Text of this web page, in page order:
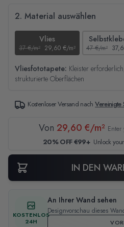
2. Material auswählen
Vlies
37 €/m² 29,60 €/m² 47 €/m²
Vliesfototapete: Kleister
strukturierte Oberflächen
Kostenloser Versand nachVereinigte
Von 29,60 €/m² Enter
20% OFF €99+ Unlock
IN DEN
KOSTENLOS
24H
An Ihrer Wand sehen
Designvorschau dieses